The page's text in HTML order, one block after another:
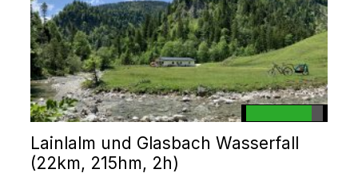
Lainlalm und Glasbach Wasserfall
(22km, 215hm, 2h)